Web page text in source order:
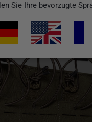
Sie Ihre bevorzugte